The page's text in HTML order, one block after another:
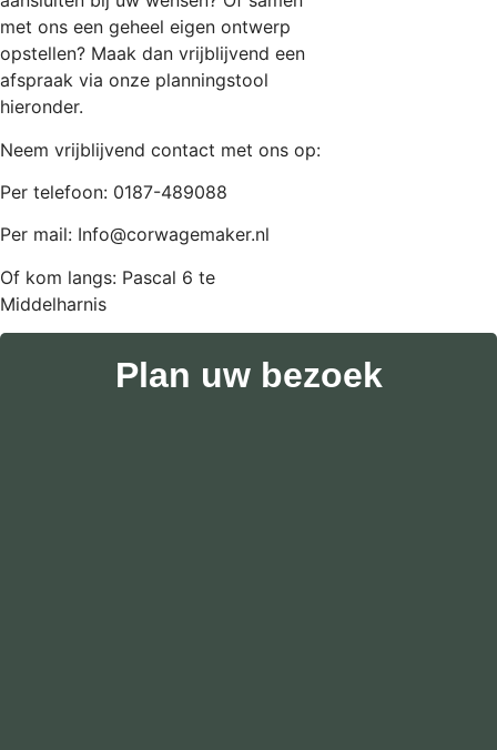
met ons een geheel eigen ontwerp
opstellen? Maak dan vrijblijvend een
afspraak via onze planningstool
hieronder.
Neem vrijblijvend contact met ons op:
Per telefoon: 0187-489088
Per mail: Info@corwagemaker.nl
Of kom langs: Pascal 6 te
Middelharnis
Plan uw bezoek